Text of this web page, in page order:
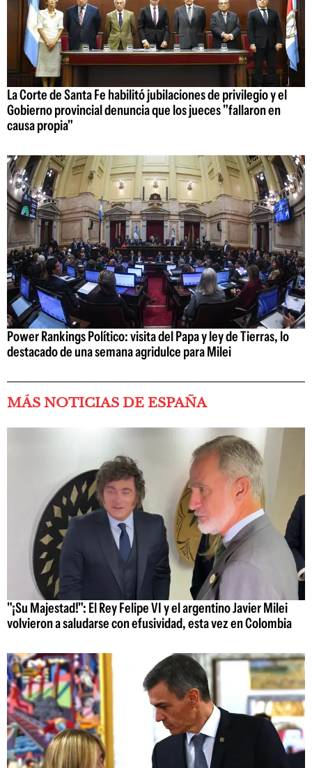
La Corte de Santa Fe habilitó jubilaciones de privilegio y el
Gobierno provincial denuncia que los jueces "fallaron en
causa propia"
Power Rankings Político: visita del Papa y ley de Tierras, lo
destacado de una semana agridulce para Milei
MÁS NOTICIAS DE ESPAÑA
"¡Su Majestad!": El Rey Felipe VI y el argentino Javier Milei
volvieron a saludarse con efusividad, esta vez en Colombia